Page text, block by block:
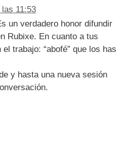
11:53
un verdadero honor difundir
Rubixe. En cuanto a tus
trabajo: “abofé” que los has
y hasta una nueva sesión